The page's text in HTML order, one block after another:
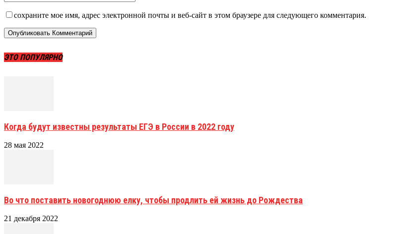
сохраните мое имя, адрес электронной почты и веб-сайт в этом браузере для следующего комментария.
ЭТО ПОПУЛЯРНО
Когда будут известны результаты ЕГЭ в России в 2022 году
28 мая 2022
Во что поставить новогоднюю елку, чтобы продлить ей жизнь до Рождества
21 декабря 2022